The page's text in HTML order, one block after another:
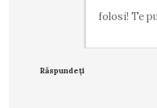
folosi! Te
Răspundeți